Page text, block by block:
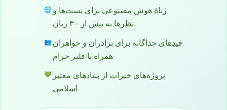
🌐 ژباۀ هوش مصنوعی برای پست‌ها و
نظرها به بیش از ۳۰ زبان
👥 فیډهای جداگانه برای برادران و خواهران
همراه با فلتر حرام
💚 پروژه‌های خیرات از بنیادهای معتبر
اسلامی